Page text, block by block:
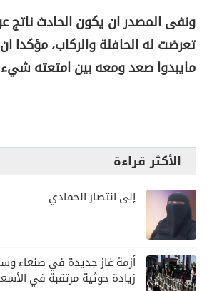
ونفى المصدر ان يكون الحادث ناتج
تعرضت له الحافلة والركاب، مؤكدا
مايبدوا صعد ومعه بين امتعته شيء
الأكثر قراءة
إلى انتصار الحمادي
أزمة غاز جديدة في صنعاء
زيادة حوثية مرتقبة في